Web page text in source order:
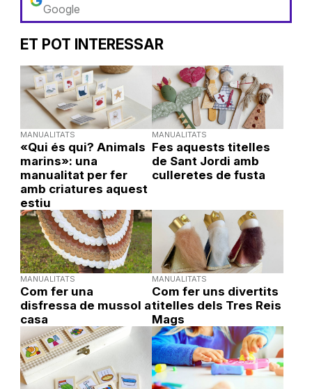
Google
ET POT INTERESSAR
MANUALITATS
«Qui és qui? Animals
marins»: una
manualitat per fer
amb criatures aquest
estiu
MANUALITATS
Fes aquests titelles
de Sant Jordi amb
culleretes de fusta
MANUALITATS
Com fer una
disfressa de mussol a
casa
MANUALITATS
Com fer uns divertits
titelles dels Tres Reis
Mags